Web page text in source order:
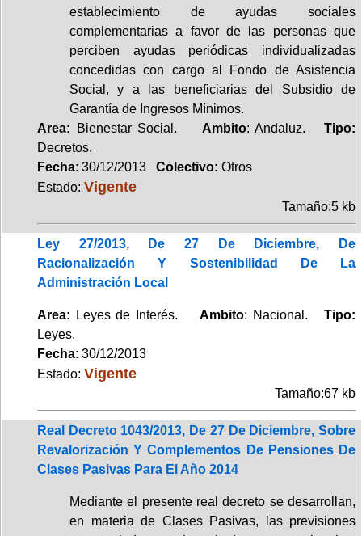
establecimiento de ayudas sociales
complementarias a favor de las personas que
perciben ayudas periódicas individualizadas
concedidas con cargo al Fondo de Asistencia
Social, y a las beneficiarias del Subsidio de
Garantía de Ingresos Mínimos.
Area: Bienestar Social. Ambito: Andaluz.Tipo:
Decretos.
Fecha: 30/12/2013 Colectivo: Otros
Estado: Vigente
Tamaño:5 kb
Ley 27/2013, De 27 De Diciembre, De
Racionalización Y Sostenibilidad De La
Administración Local
Area: Leyes de Interés.Ambito: Nacional.Tipo:
Leyes.
Fecha: 30/12/2013
Estado: Vigente
Tamaño:67 kb
Real Decreto 1043/2013, De 27 De Diciembre, Sobre
Revalorización Y Complementos De Pensiones De
Clases Pasivas Para El Año 2014
Mediante el presente real decreto se desarrollan,
en materia de Clases Pasivas, las previsiones